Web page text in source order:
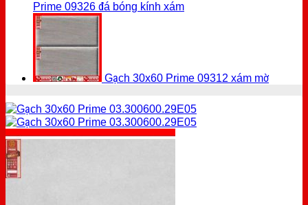
Prime 09326 đá bóng kính xám
Gạch 30x60 Prime 09312 xám mờ